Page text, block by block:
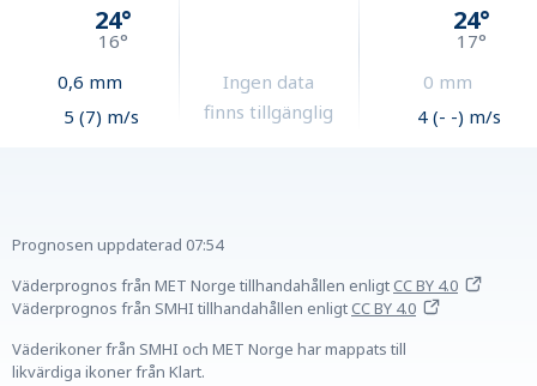
24°
16°
0,6 mm
5 (7) m/s
Ingen data
finns tillgänglig
24°
17°
0 mm
4 (- -) m/s
Prognosen uppdaterad 07:54
Väderprognos från MET Norge tillhandahållen enligtCC BY 4.0
Väderprognos från SMHI tillhandahållen enligtCC BY 4.0
Väderikoner från SMHI och MET Norge har mappats till
likvärdiga ikoner från Klart.